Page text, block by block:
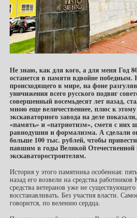
Не знаю, как для кого, а для меня Год
останется в памяти вдвойне победным.
происходящего в мире, на фоне
уничижения всего русского подвиг
совершенный восемьдесят лет назад,
мною еще величественнее, плюс к
экскаваторного завода на деле
«память» и «патриотизм», сметя с них
равнодушия и формализма. А сделали
больше 100 тыс. рублей, чтобы
павшим в годы Великой
экскаваторостроителям.
История у этого памятника особенная:
назад его возвели на средства
средства ветеранов уже не существующего
восстанавливать. Без участия власти.
говорится, по велению сердца.